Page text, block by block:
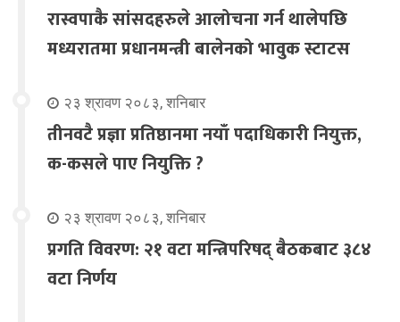
रास्वपाकै सांसदहरुले आलोचना गर्न थालेपछि
मध्यरातमा प्रधानमन्त्री बालेनको भावुक स्टाटस
२३ श्रावण २०८३, शनिबार
तीनवटै प्रज्ञा प्रतिष्ठानमा नयाँ पदाधिकारी नियुक्त,
क-कसले पाए नियुक्ति ?
२३ श्रावण २०८३, शनिबार
प्रगति विवरण: २१ वटा मन्त्रिपरिषद् बैठकबाट ३८४
वटा निर्णय